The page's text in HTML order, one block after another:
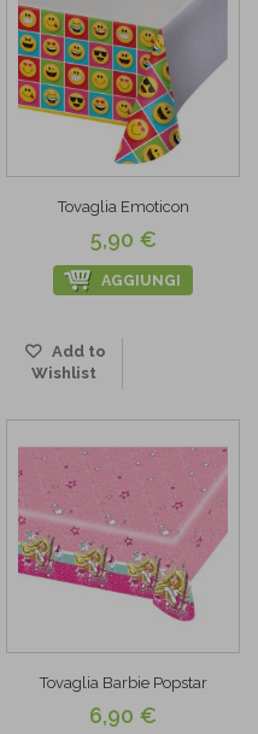
Tovaglia Emoticon
5,90 €
AGGIUNGI
Add to
Wishlist
Tovaglia Barbie Popstar
6,90 €